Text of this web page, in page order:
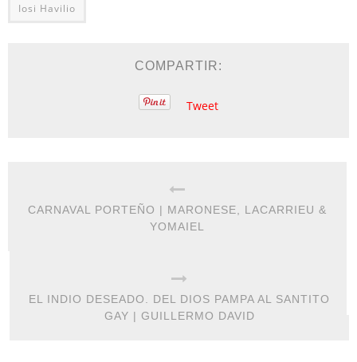
Iosi Havilio
COMPARTIR:
Tweet
CARNAVAL PORTEÑO | MARONESE, LACARRIEU &
YOMAIEL
EL INDIO DESEADO. DEL DIOS PAMPA AL SANTITO
GAY | GUILLERMO DAVID